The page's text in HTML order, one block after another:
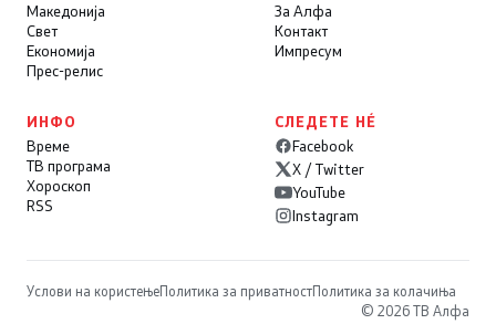
Македонија
Свет
Економија
Прес-релис
За Алфа
Контакт
Импресум
ИНФО
Време
ТВ програма
Хороскоп
RSS
СЛЕДЕТЕ НÉ
Facebook
X / Twitter
YouTube
Instagram
Услови на користењеПолитика за приватностПолитика за колачиња
© 2026 ТВ Алфа